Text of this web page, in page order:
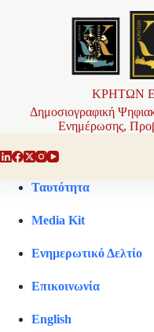
ΚΡΗΤΩΝ
Δημοσιογραφική
Ενημέρωσης,
Ταυτότητα
Media Kit
Ενημερωτικό Δελτίο
Επικοινωνία
English